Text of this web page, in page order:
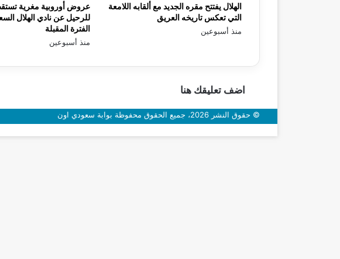
عروض أوروبية مغرية
للرحيل عن نادي الهلال
الفترة المقبلة
منذ أسبوعين
الهلال يفتتح مقره الجديد مع ألقابه اللامعة
التي تعكس تاريخه العريق
منذ أسبوعين
اضف تعليقك هنا
© حقوق النشر 2026، جميع الحقوق محفوظة بوابة سعودي اون